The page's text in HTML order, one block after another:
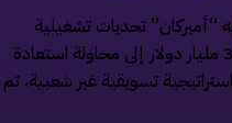
تحديات تشغيلية
من خفض ديون بنحو 35 مليار دولار إلى محاولة استعادة
تسويقية غير شعبية، تم